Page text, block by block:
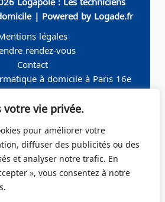
vie privée.
pour améliorer votre
diffuser des publicités ou des
et analyser notre trafic. En
», vous consentez à notre
| Powered by Logade.fr
légales
rendez-vous
Contact
à domicile à Paris 16e
à domicile à Paris 19e
à domicile à Paris 17e
à domicile – Boulogne-